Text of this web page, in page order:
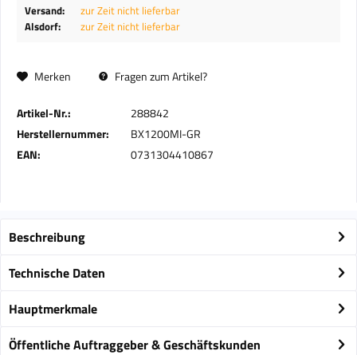
Versand:
zur Zeit nicht lieferbar
Alsdorf:
zur Zeit nicht lieferbar
Merken Fragen zum Artikel?
Artikel-Nr.:
288842
Herstellernummer:
BX1200MI-GR
EAN:
0731304410867
Beschreibung
Technische Daten
Hauptmerkmale
Öffentliche Auftraggeber & Geschäftskunden